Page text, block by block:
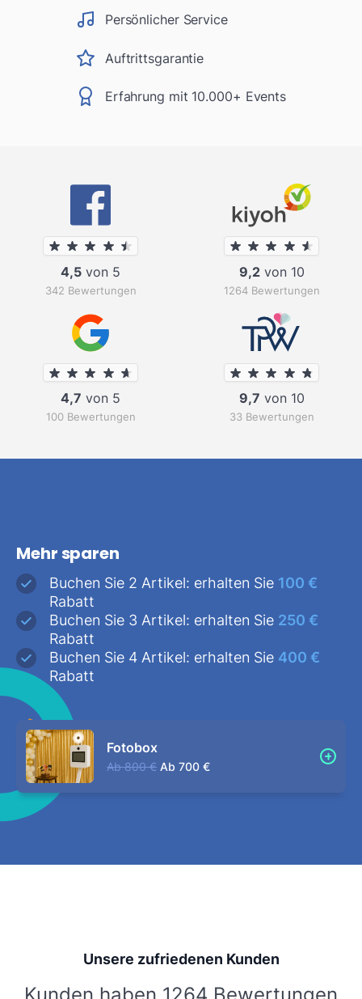
Persönlicher Service
Auftrittsgarantie
Erfahrung mit 10.000+ Events
4,5 von 5
342 Bewertungen
9,2von 10
1264 Bewertungen
4,7 von 5
100 Bewertungen
9,7 von 10
33 Bewertungen
Mehr sparen
Buchen Sie 2 Artikel: erhalten Sie 100 €
Rabatt
Buchen Sie 3 Artikel: erhalten Sie 250 €
Rabatt
Buchen Sie 4 Artikel: erhalten Sie 400 €
Rabatt
Fotobox
Ab 800 € Ab 700 €
Unsere zufriedenen Kunden